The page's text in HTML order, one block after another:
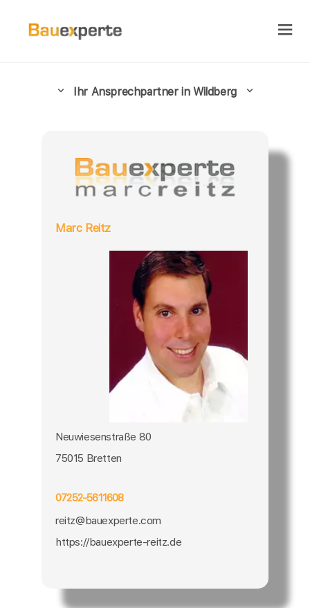
Ihr Ansprechpartner in Wildberg
Marc Reitz
Neuwiesenstraße 80
75015 Bretten
07252-5611608
reitz@bauexperte.com
https://bauexperte-reitz.de